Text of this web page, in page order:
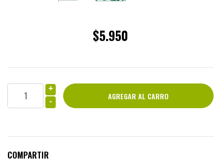
$5.950
+
-
COMPARTIR